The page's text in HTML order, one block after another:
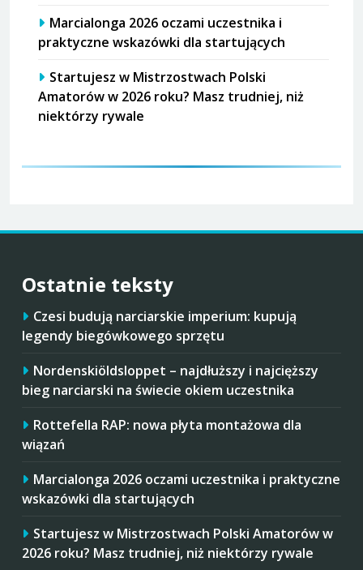
Marcialonga 2026 oczami uczestnika i
praktyczne wskazówki dla startujących
Startujesz w Mistrzostwach Polski
Amatorów w 2026 roku? Masz trudniej, niż
niektórzy rywale
Ostatnie teksty
Czesi budują narciarskie imperium: kupują
legendy biegówkowego sprzętu
Nordenskiöldsloppet – najdłuższy i najcięższy
bieg narciarski na świecie okiem uczestnika
Rottefella RAP: nowa płyta montażowa dla
wiązań
Marcialonga 2026 oczami uczestnika i praktyczne
wskazówki dla startujących
Startujesz w Mistrzostwach Polski Amatorów w
2026 roku? Masz trudniej, niż niektórzy rywale